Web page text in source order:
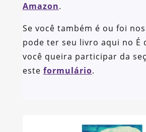
Amazon.
Se você também é ou foi
pode ter seu livro aqui no É
você queira participar da
este formulário.